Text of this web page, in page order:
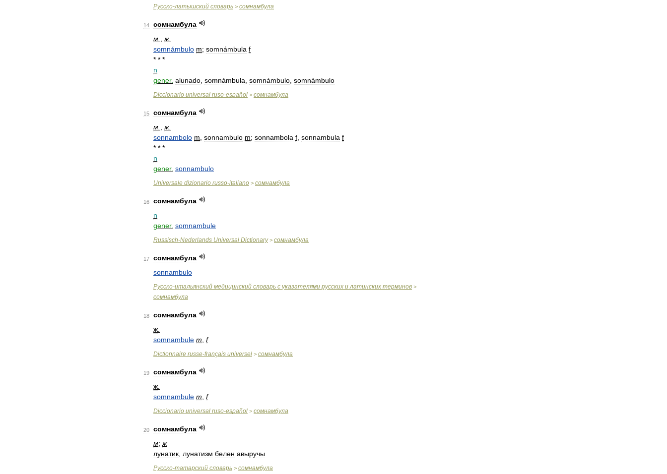
Русско-латышский словарь > сомнамбула
14
сомнамбула
м
ж
somnámbulo m; somnámbula f
* * *
n
gener. alunado somnámbula somnámbulo somnàmbulo
Diccionario universal ruso-español > сомнамбула
15
сомнамбула
м
ж
sonnambolo m sonnambulo m; sonnambola f sonnambula f
* * *
n
gener. sonnambulo
Universale dizionario russo-italiano > сомнамбула
16
сомнамбула
n
gener. somnambule
Russisch-Nederlands Universal Dictionary> сомнамбула
17
сомнамбула
sonnambulo
Русско-итальянский медицинский словарь с указателями русских и латинских терминов >
сомнамбула
18
сомнамбула
ж
somnambule m f
Dictionnaire russe-français universel > сомнамбула
19
сомнамбула
ж
somnambule m f
Diccionario universal ruso-español > сомнамбула
20
сомнамбула
м; ж
лунатик лунатизм белән авыручы
Русско-татарский словарь > сомнамбула